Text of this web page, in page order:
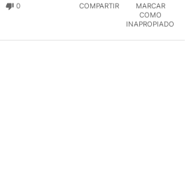
0 COMPARTIR
MARCAR
COMO
INAPROPIADO